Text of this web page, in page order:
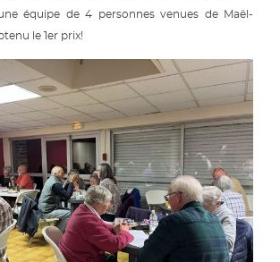
équipe de 4 personnes venues de Maël-
le 1er prix!